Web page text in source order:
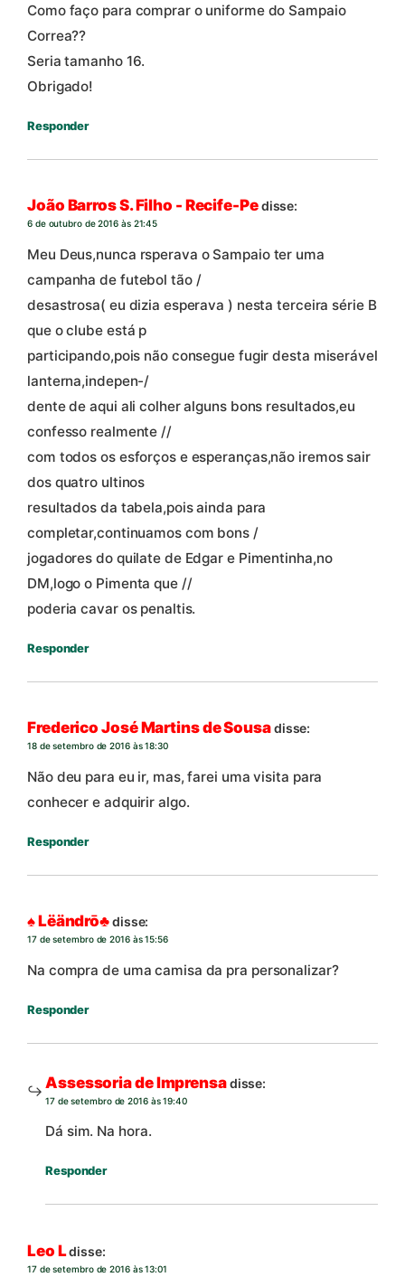
Como faço para comprar o uniforme do Sampaio
Correa??
Seria tamanho 16.
Obrigado!
Responder
João Barros S. Filho - Recife-Pedisse:
6 de outubro de 2016 às 21:45
Meu Deus,nunca rsperava o Sampaio ter uma
campanha de futebol tão /
desastrosa( eu dizia esperava ) nesta terceira série B
que o clube está p
participando,pois não consegue fugir desta miserável
lanterna,indepen-/
dente de aqui ali colher alguns bons resultados,eu
confesso realmente //
com todos os esforços e esperanças,não iremos sair
dos quatro ultinos
resultados da tabela,pois ainda para
completar,continuamos com bons /
jogadores do quilate de Edgar e Pimentinha,no
DM,logo o Pimenta que //
poderia cavar os penaltis.
Responder
Frederico José Martins de Sousadisse:
18 de setembro de 2016 às 18:30
Não deu para eu ir, mas, farei uma visita para
conhecer e adquirir algo.
Responder
♠ Lëändrō♣disse:
17 de setembro de 2016 às 15:56
Na compra de uma camisa da pra personalizar?
Responder
Assessoria de Imprensadisse:
17 de setembro de 2016 às 19:40
Dá sim. Na hora.
Responder
Leo Ldisse:
17 de setembro de 2016 às 13:01